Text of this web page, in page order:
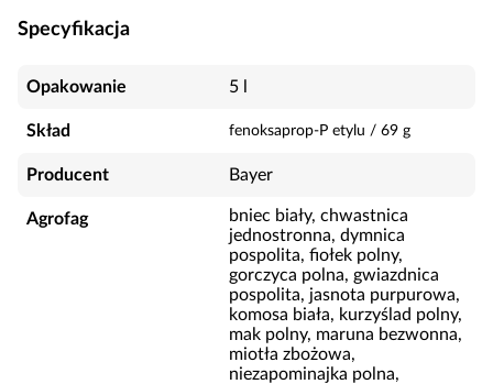
Specyfikacja
Opakowanie 5 l
Skład fenoksaprop-P etylu / 69 g
Producent Bayer
Agrofag
bniec biały, chwastnica
jednostronna, dymnica
pospolita, fiołek polny,
gorczyca polna, gwiazdnica
pospolita, jasnota purpurowa,
komosa biała, kurzyślad polny,
mak polny, maruna bezwonna,
miotła zbożowa,
niezapominajka polna,